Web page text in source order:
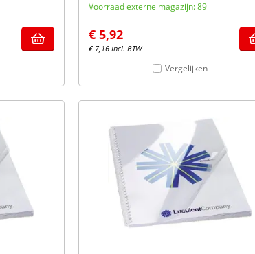
Voorraad externe magazijn: 89
€ 5,92
€ 7,16 Incl. BTW
Vergelijken